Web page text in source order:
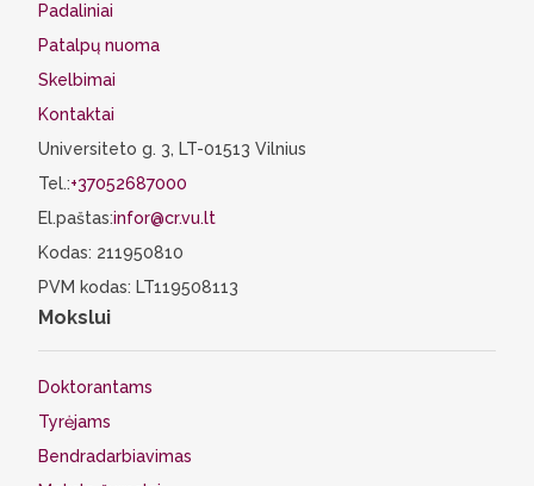
Padaliniai
Patalpų nuoma
Skelbimai
Kontaktai
Universiteto g. 3, LT-01513 Vilnius
Tel.:+37052687000
El.paštas:infor@cr.vu.lt
Kodas: 211950810
PVM kodas: LT119508113
Mokslui
Doktorantams
Tyrėjams
Bendradarbiavimas